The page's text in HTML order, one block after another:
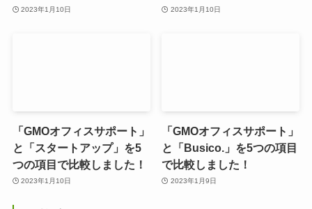
2023年1月10日 2023年1月10日
「GMOオフィスサポート」
と「スタートアップ」を5
つの項目で比較しました！
2023年1月10日
「GMOオフィスサポート」
と「Busico.」を5つの項目
で比較しました！
2023年1月9日